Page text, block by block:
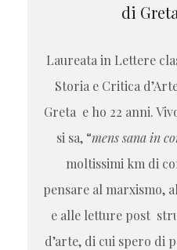
di
Laureata in Lettere
Storia e Critica
Greta e ho 22 anni.
si sa, “mens sana in
moltissimi km di
pensare al marxismo,
e alle letture post
d’arte, di cui spero di